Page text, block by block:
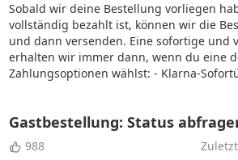
Sobald wir deine Bestellung vorliegen
vollständig bezahlt ist, können wir die
und dann versenden. Eine sofortige und
erhalten wir immer dann, wenn du eine
Zahlungsoptionen wählst: - Klarna-
Gastbestellung: Status
988